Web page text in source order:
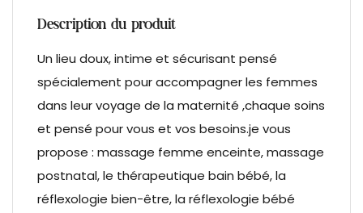
Description du produit
Un lieu doux, intime et sécurisant pensé
spécialement pour accompagner les femmes
dans leur voyage de la maternité ,chaque soins
et pensé pour vous et vos besoins.je vous
propose : massage femme enceinte, massage
postnatal, le thérapeutique bain bébé, la
réflexologie bien-être, la réflexologie bébé